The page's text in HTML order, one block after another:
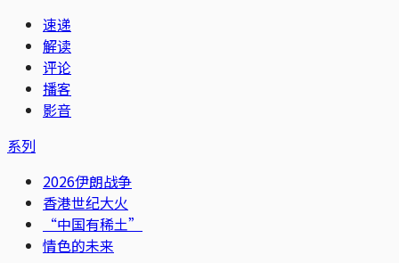
速递
解读
评论
播客
影音
系列
2026伊朗战争
香港世纪大火
“中国有稀土”
情色的未来